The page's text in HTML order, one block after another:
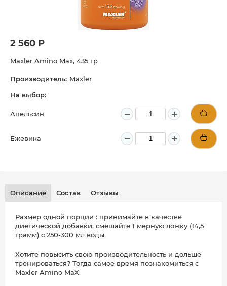
2 560 Р
Maxler Amino Max, 435 гр
Производитель: Maxler
На выбор:
Апельсин
Ежевика
Описание Состав Отзывы
Размер одной порции : принимайте в качестве
диетической добавки, смешайте 1 мерную ложку (14,5
грамм) с 250-300 мл воды.
Хотите повысить свою производительность и дольше
тренироваться? Тогда самое время познакомиться с
Maxler Amino MaX.